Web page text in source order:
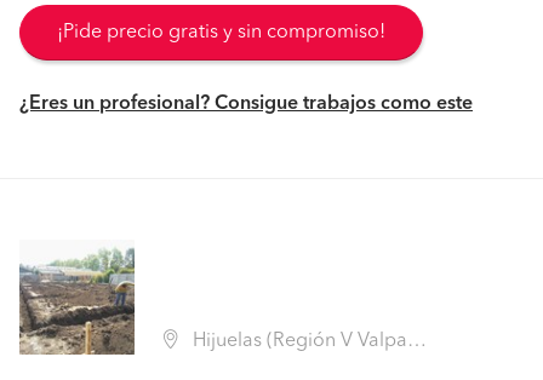
¡Pide precio gratis y sin compromiso!
¿Eres un profesional? Consigue trabajos como este
Hijuelas (Región V Valparaíso - Quillota)